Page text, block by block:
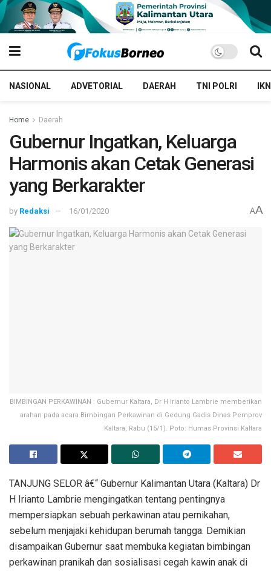
NASIONAL ADVETORIAL DAERAH TNI POLRI IKN
Home Daerah
Gubernur Ingatkan, Keluarga
Harmonis akan Cetak Generasi
yang Berkarakter
by Redaksi 16/01/2020 AA
BIMBINGAN PERKAWINAN : Gubernur Kaltara, Dr H Irianto Lambrie memberikan
arahan pada acara Bimbingan Perkawinan di Gedung Gadis Dinas Pemprov
Kaltara, Rabu (15/1). Poto: Humas Provinsi Kaltara
TANJUNG SELOR â€“ Gubernur Kalimantan Utara (Kaltara) Dr
H Irianto Lambrie mengingatkan tentang pentingnya
mempersiapkan sebuah perkawinan atau pernikahan,
sebelum menjajaki kehidupan berumah tangga. Demikian
disampaikan Gubernur saat membuka kegiatan bimbingan
perkawinan pranikah dan sosialisasi cegah kawin anak di